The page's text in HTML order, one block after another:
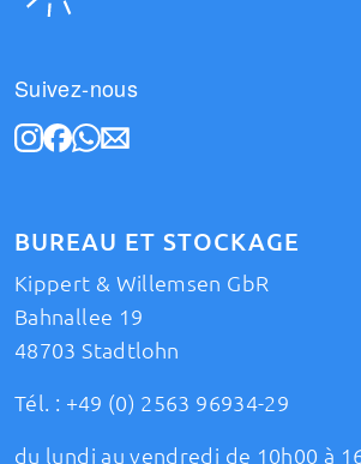
Suivez-nous
BUREAU ET STOCKAGE
Kippert & Willemsen GbR
Bahnallee 19
48703 Stadtlohn
Tél. : +49 (0) 2563 96934-29
du lundi au vendredi de 10h00 à